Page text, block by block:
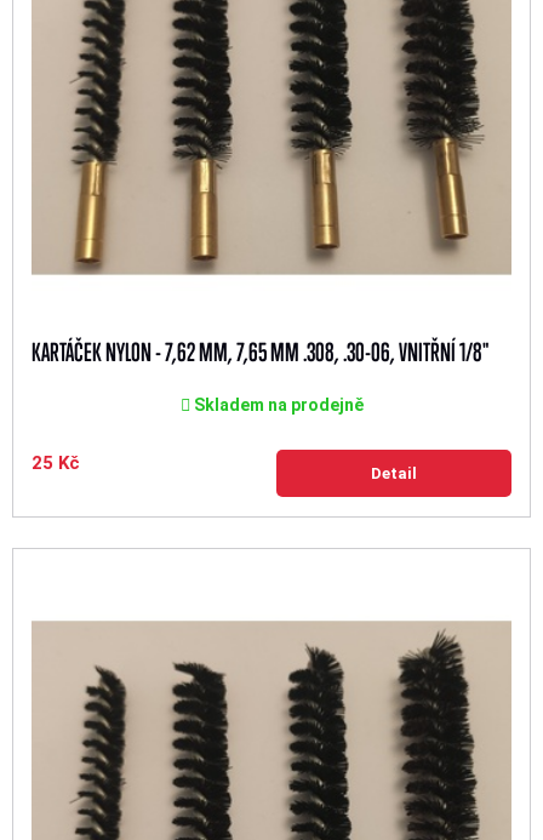
KARTÁČEK NYLON - 7,62 MM, 7,65 MM .308, .30-06, VNITŘNÍ 1/8"
Skladem na prodejně
25 Kč Detail